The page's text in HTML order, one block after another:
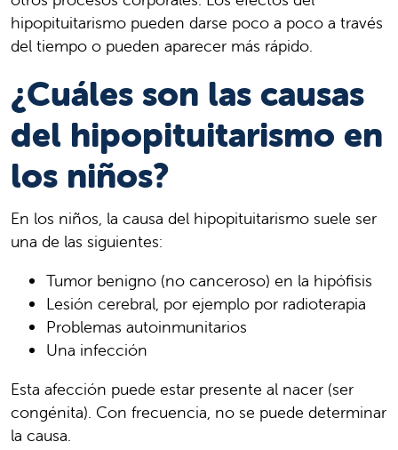
hipopituitarismo pueden darse poco a poco a través
del tiempo o pueden aparecer más rápido.
¿Cuáles son las causas
del hipopituitarismo en
los niños?
En los niños, la causa del hipopituitarismo suele ser
una de las siguientes:
Tumor benigno (no canceroso) en la hipófisis
Lesión cerebral, por ejemplo por radioterapia
Problemas autoinmunitarios
Una infección
Esta afección puede estar presente al nacer (ser
congénita). Con frecuencia, no se puede determinar
la causa.